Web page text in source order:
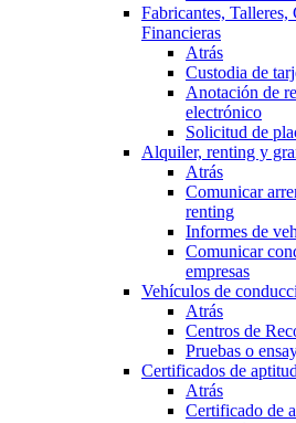
Fabricantes,
Financieras
Atrás
Custodia de
Anotación de
electrónico
Solicitud de
Alquiler, renting y
Atrás
Comunicar
renting
Informes de
Comunicar
empresas
Vehículos de
Atrás
Centros de
Pruebas o
Certificados de aptitud
Atrás
Certificado de